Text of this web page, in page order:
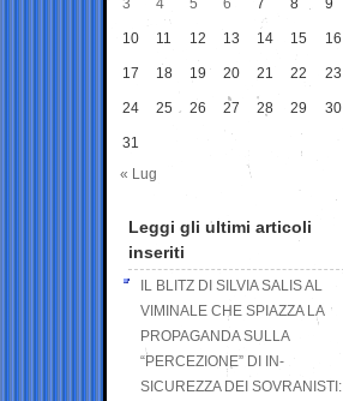
3 4 5 6 7 8 9
10 11 12 13 14 15 16
17 18 19 20 21 22 23
24 25 26 27 28 29 30
31
« Lug
Leggi gli ultimi articoli
inseriti
IL BLITZ DI SILVIA SALIS AL
VIMINALE CHE SPIAZZA LA
PROPAGANDA SULLA
“PERCEZIONE” DI IN-
SICUREZZA DEI SOVRANISTI: